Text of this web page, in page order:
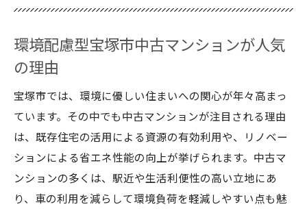
環境配慮型宝塚市中古マンションが人気
の理由
宝塚市では、環境に優しい住まいへの関心が年々高まっ
ています。その中でも中古マンションが注目される理由
は、既存住宅の活用による資源の有効利用や、リノベー
ションによる省エネ性能の向上が挙げられます。中古マ
ンションの多くは、駅近や生活利便性の高い立地にあ
り、車の利用を減らして環境負荷を軽減しやすい点も魅